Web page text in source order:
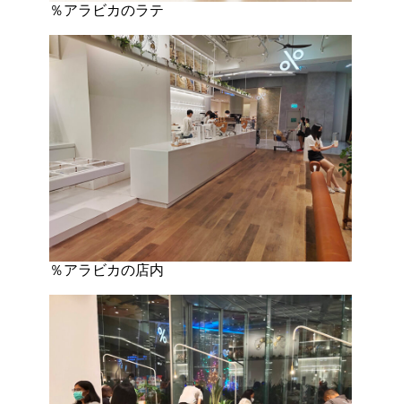
％アラビカのラテ
％アラビカの店内